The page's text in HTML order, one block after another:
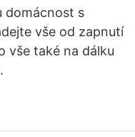
domácnost s
vše od zapnutí
vše také na dálku